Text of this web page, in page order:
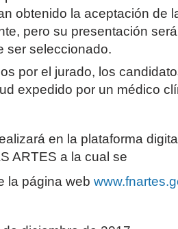
obtenido la aceptación de
pero su presentación
ser seleccionado.
por el jurado, los
expedido por un médico
en la plataforma
ARTES a la cual se
la página web